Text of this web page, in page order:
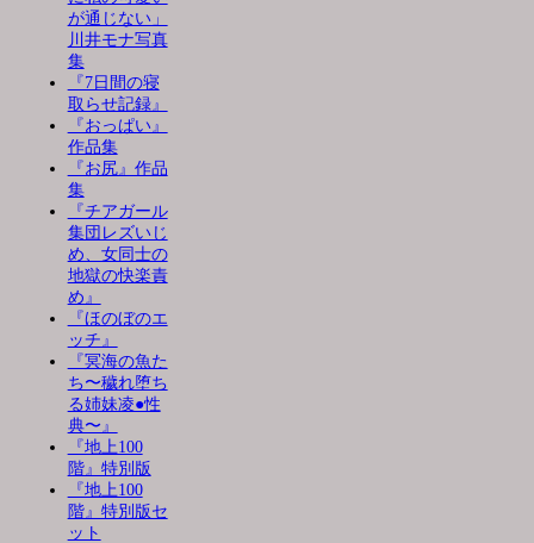
が通じない」
川井モナ写真
集
『7日間の寝
取らせ記録』
『おっぱい』
作品集
『お尻』作品
集
『チアガール
集団レズいじ
め、女同士の
地獄の快楽責
め』
『ほのぼのエ
ッチ』
『冥海の魚た
ち〜穢れ堕ち
る姉妹凌●性
典〜』
『地上100
階』特別版
『地上100
階』特別版セ
ット